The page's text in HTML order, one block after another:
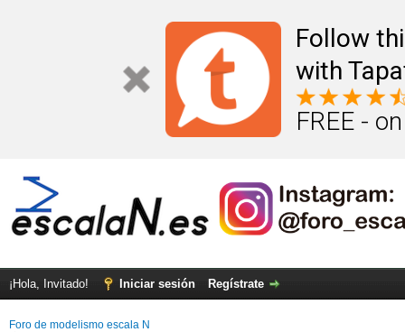
Follow
with
FREE -
¡Hola, Invitado! Iniciar sesión Regístrate
Foro de modelismo escala N